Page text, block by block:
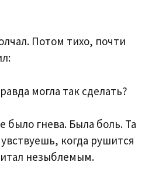
Потом тихо, почти
могла так сделать?
было гнева. Была боль. Та
когда рушится
незыблемым.